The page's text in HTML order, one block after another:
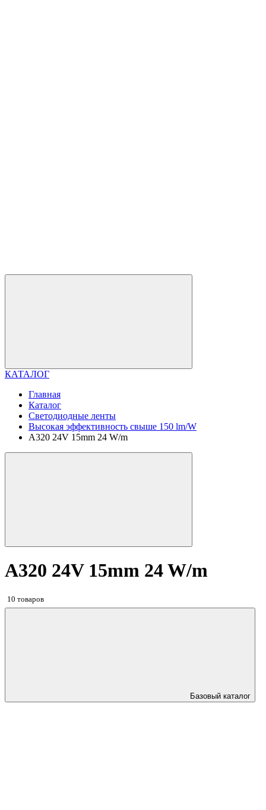
КАТАЛОГ
Главная
Каталог
Светодиодные ленты
Высокая эффективность свыше 150 lm/W
A320 24V 15mm 24 W/m
A320 24V 15mm 24 W/m
10 товаров
Базовый каталог